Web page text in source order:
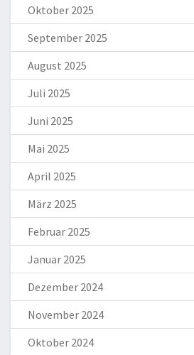
Oktober 2025
September 2025
August 2025
Juli 2025
Juni 2025
Mai 2025
April 2025
März 2025
Februar 2025
Januar 2025
Dezember 2024
November 2024
Oktober 2024